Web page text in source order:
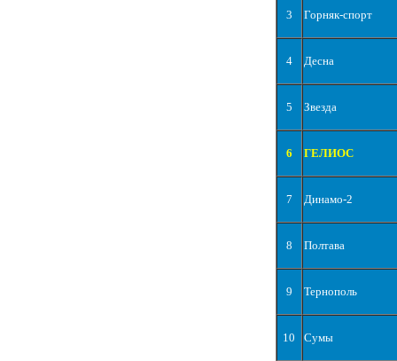
3 Горняк-спорт
4 Десна
5 Звезда
6 ГЕЛИОС
7 Динамо-2
8 Полтава
9 Тернополь
10 Сумы